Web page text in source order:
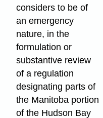
considers to be of
an emergency
nature, in the
formulation or
substantive review
of a regulation
designating parts of
the Manitoba portion
of the Hudson Bay